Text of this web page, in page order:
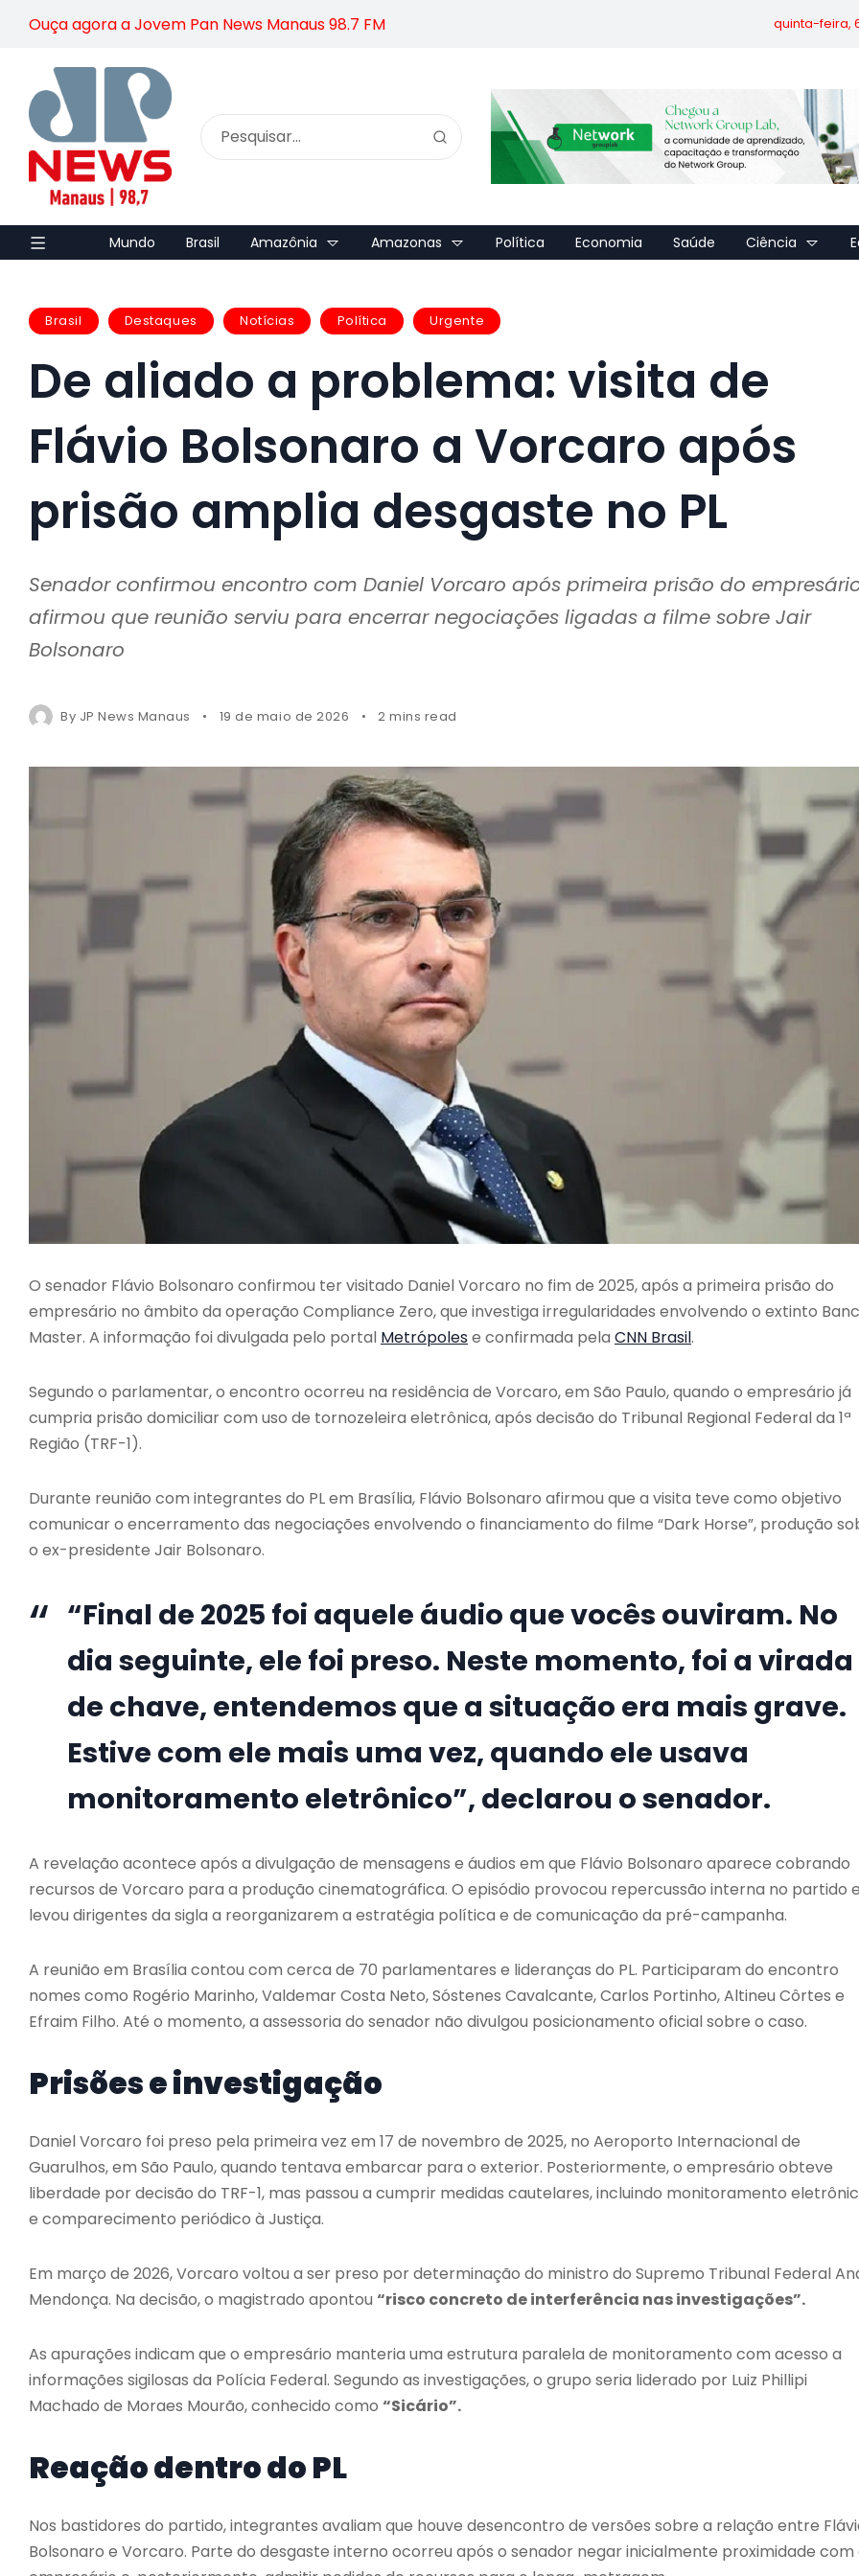
Ouça agora a Jovem Pan News Manaus 98.7 FM quinta-feira,
Mundo Brasil Amazônia Amazonas Política Economia Saúde Ciência
Brasil Destaques Notícias Política Urgente
De aliado a problema: visita de
Flávio Bolsonaro a Vorcaro após
prisão amplia desgaste no PL
Senador confirmou encontro com Daniel Vorcaro após primeira prisão do
afirmou que reunião serviu para encerrar negociações ligadas a filme sobre Jair
Bolsonaro
By JP News Manaus 19 de maio de 2026 2 mins read
O senador Flávio Bolsonaro confirmou ter visitado Daniel Vorcaro no fim de 2025, após a primeira prisão do
empresário no âmbito da operação Compliance Zero, que investiga irregularidades envolvendo o extinto
Master. A informação foi divulgada pelo portal Metrópolese confirmada pela CNN Brasil.
Segundo o parlamentar, o encontro ocorreu na residência de Vorcaro, em São Paulo, quando o empresário já
cumpria prisão domiciliar com uso de tornozeleira eletrônica, após decisão do Tribunal Regional Federal da 1ª
Região (TRF-1).
Durante reunião com integrantes do PL em Brasília, Flávio Bolsonaro afirmou que a visita teve como objetivo
comunicar o encerramento das negociações envolvendo o financiamento do filme “Dark Horse”, produção
o ex-presidente Jair Bolsonaro.
“Final de 2025 foi aquele áudio que vocês ouviram. No
dia seguinte, ele foi preso. Neste momento, foi a virada
de chave, entendemos que a situação era mais grave.
Estive com ele mais uma vez, quando ele usava
monitoramento eletrônico”, declarou o senador.
A revelação acontece após a divulgação de mensagens e áudios em que Flávio Bolsonaro aparece cobrando
recursos de Vorcaro para a produção cinematográfica. O episódio provocou repercussão interna no partido e
levou dirigentes da sigla a reorganizarem a estratégia política e de comunicação da pré-campanha.
A reunião em Brasília contou com cerca de 70 parlamentares e lideranças do PL. Participaram do encontro
nomes como Rogério Marinho,Valdemar Costa Neto,Sóstenes Cavalcante,Carlos Portinho,Altineu Côrtes e
Efraim Filho. Até o momento, a assessoria do senador não divulgou posicionamento oficial sobre o caso.
Prisões e investigação
Daniel Vorcaro foi preso pela primeira vez em 17 de novembro de 2025, no Aeroporto Internacional de
Guarulhos, em São Paulo, quando tentava embarcar para o exterior. Posteriormente, o empresário obteve
liberdade por decisão do TRF-1, mas passou a cumprir medidas cautelares, incluindo monitoramento
e comparecimento periódico à Justiça.
Em março de 2026, Vorcaro voltou a ser preso por determinação do ministro do Supremo Tribunal Federal
Mendonça. Na decisão, o magistrado apontou “risco concreto de interferência nas investigações”.
As apurações indicam que o empresário manteria uma estrutura paralela de monitoramento com acesso a
informações sigilosas da Polícia Federal. Segundo as investigações, o grupo seria liderado por Luiz Phillipi
Machado de Moraes Mourão, conhecido como “Sicário”.
Reação dentro do PL
Nos bastidores do partido, integrantes avaliam que houve desencontro de versões sobre a relação entre
Bolsonaro e Vorcaro. Parte do desgaste interno ocorreu após o senador negar inicialmente proximidade com